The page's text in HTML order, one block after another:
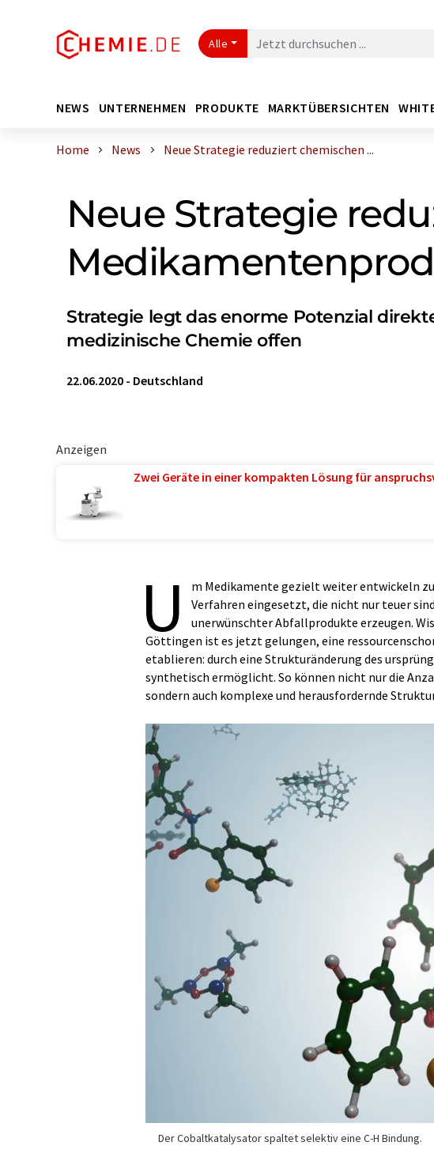
Alle
NEWS UNTERNEHMEN PRODUKTE MARKTÜBERSICHTEN
Home News Neue Strategie reduziert chemischen ...
Neue Strategie
Strategie legt das enorme Potenzial
medizinische Chemie offen
22.06.2020 - Deutschland
Anzeigen
Zwei Geräte in einer kompakten Lösung für
U
m Medikamente gezielt weiter entwickeln
Verfahren eingesetzt, die nicht nur teuer
unerwünschter Abfallprodukte erzeugen.
Göttingen ist es jetzt gelungen, eine
etablieren: durch eine Strukturänderung des
synthetisch ermöglicht. So können nicht nur die
sondern auch komplexe und herausfordernde
Der Cobaltkatalysator spaltet selektiv eine C-H Bindung.